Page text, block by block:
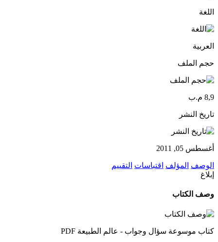
اللغة
العربية
حجم الملف
8,9 م.ب
تاريخ النشر
أغسطس 05, 2011
الوصف المؤلف اقتباسات التقييم
إبلاغ
وصف الكتاب
كتاب موسوعة سؤال وجواب - عالم الطبيعة PDF